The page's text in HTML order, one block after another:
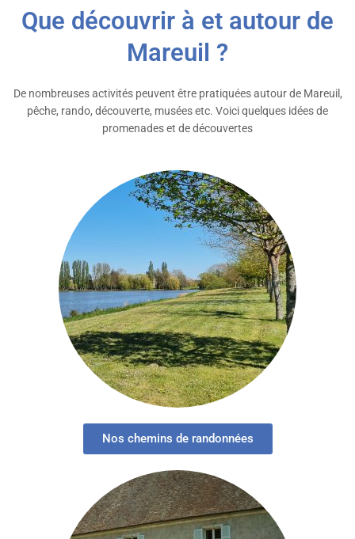
Que découvrir à et autour de
Mareuil ?
De nombreuses activités peuvent être pratiquées autour de Mareuil,
pêche, rando, découverte, musées etc. Voici quelques idées de
promenades et de découvertes
Nos chemins de randonnées